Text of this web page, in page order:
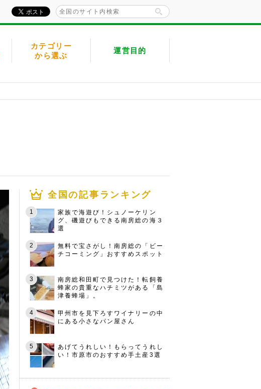
カテゴリー
から選ぶ
運営目的
全国の記事ランキング
家族で海遊び！シュノーケリン
グ、磯遊びもできる南房総の海３
選
無料で宝さがし！南房総の「ビー
チコーミング」おすすめスポット
南房総和田町で見つけた！転飼養
蜂家の貴重なハチミツがある「島
津養蜂場」。
甲州市を見下ろすワイナリーの中
にある小さなパン屋さん
あげてうれしい！もらってうれし
い！市原市のおすすめ手土産3選